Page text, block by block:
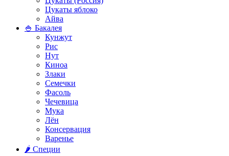
Цукаты яблоко
Айва
🍚 Бакалея
Кунжут
Рис
Нут
Киноа
Злаки
Семечки
Фасоль
Чечевица
Мука
Лён
Консервация
Варенье
🌶️ Специи